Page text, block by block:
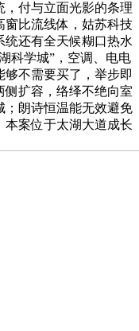
付与立面光影的条理
窗比流线体，姑苏科技
还有全天候糊口热水
科学城”，空调、电电
够不需要买了，举步即
扩容，络绎不绝向室
；朗诗恒温能无效避免
案位于太湖大道成长